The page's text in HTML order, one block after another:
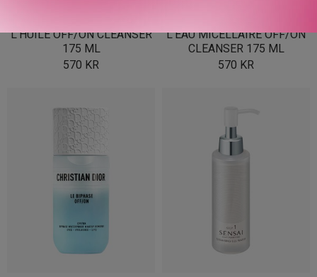
L’HUILE OFF/ON CLEANSER
175 ML
570 KR
L’EAU MICELLAIRE OFF/ON
CLEANSER 175 ML
570 KR